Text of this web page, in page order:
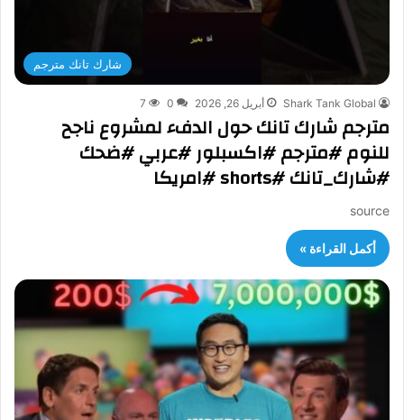
شارك تانك مترجم
Shark Tank Global أبريل 26, 2026 0
7
مترجم شارك تانك حول الدفء لمشروع ناجح
للنوم #مترجم #اكسبلور #عربي #ضحك
#شارك_تانك #shorts #امريكا
source
أكمل القراءة »